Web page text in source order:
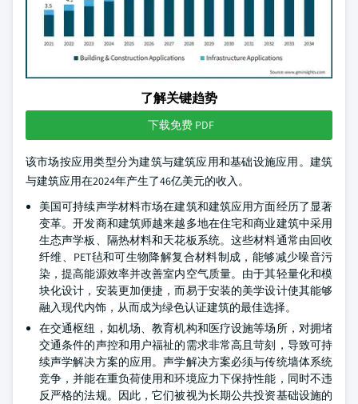
了解关键趋势
下载免费 PDF
该市场按应用类型分为建筑与建筑应用和基础设施应用。建筑
与建筑应用在2024年产生了46亿美元的收入。
美国可持续声学材料市场在建筑和建筑应用方面经历了显著
变革。开发商和建筑师越来越多地在住宅和商业建筑中采用
生态声学板、隔热材料和天花板系统。这些材料通常由回收
纤维、PET毡和可生物降解复合材料制成，能够减少噪音污
染，提高能源效率并改善室内空气质量。由于其轻量化和模
块化设计，安装更加便捷，而易于安装的美学设计使其能够
融入现代内饰，从而成为绿色认证建筑的最佳选择。
在交通枢纽，如机场、教育机构和医疗设施等场所，对拥堵
交通条件的声控和用户福祉的需求非常高且苛刻，导致可持
续声学解决方案的应用。声学解决方案必须与传统墙体系统
竞争，并能在重负荷使用和环境应力下保持性能，同时不违
反严格的法规。因此，它们被视为长期公共投资基础设施的